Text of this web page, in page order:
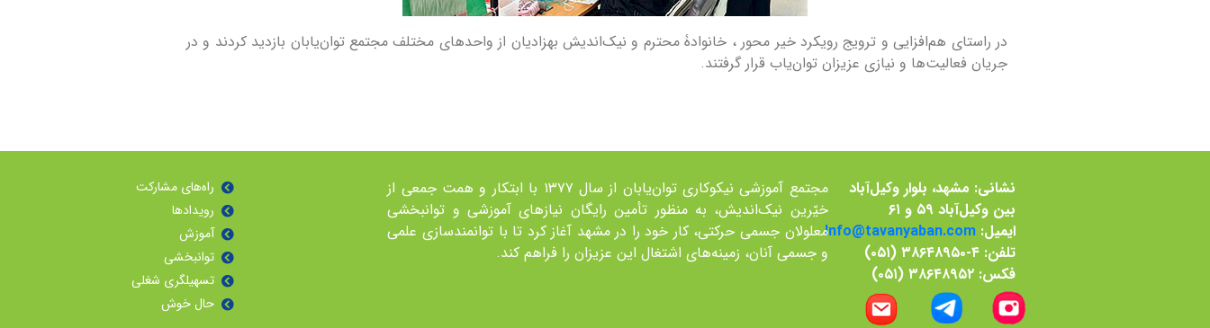
در راستای هم‌افزایی و ترویج رویکرد خیر محور ، خانوادۀ محترم و نيک‌انديش بهزاديان از واحدهای مختلف مجتمع توان‌يابان بازديد کردند و در
جريان فعاليت‌ها و نيازی عزيزان توان‌ياب قرار گرفتند.
نشانی: مشهد، بلوار وکیل‌آباد
بین وکیل‌آباد ۵۹ و ۶۱
ایمیل: Info@tavanyaban.com
تلفن: ۴-۳۸۶۴۸۹۵۰ (۰۵۱)
فکس: ۳۸۶۴۸۹۵۲ (۰۵۱)
مجتمع آموزشی نیکوکاری توان‌یابان از سال ۱۳۷۷ با ابتکار و همت جمعی از
خيّرين نیک‌اندیش، به منظور تأمین رايگان نیازهای آموزشی و توانبخشی
معلولان جسمی حرکتی، کار خود را در مشهد آغاز کرد تا با توانمند‌سازی علمی
و جسمی آنان، زمينه‌های اشتغال اين عزيزان را فراهم کند.
راه‌هاى مشاركت
رویدادها
آموزش
توانبخشی
تسهیلگری شغلی
حال خوش